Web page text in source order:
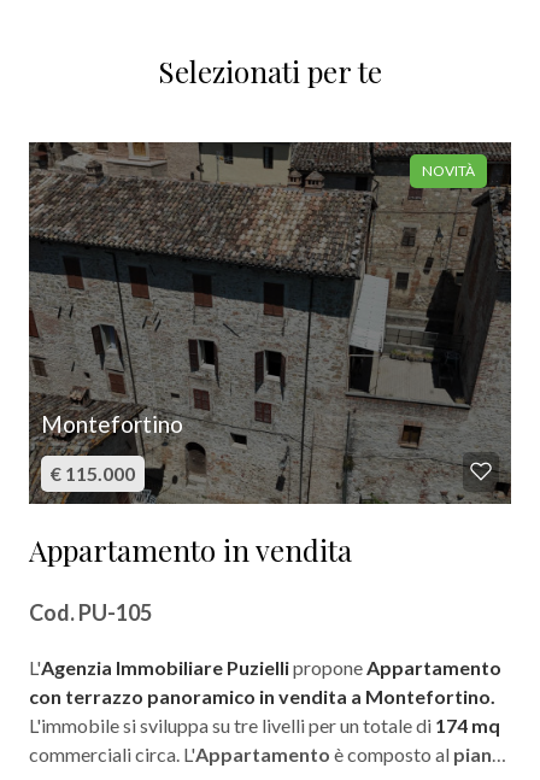
Selezionati per te
NOVITÀ
Montefortino
€ 115.000
Appartamento in vendita
Cod. PU-105
L'Agenzia Immobiliare PuzielliproponeAppartamento
con terrazzo panoramico in vendita a Montefortino.
L'immobile si sviluppa su tre livelli per un totaledi 174 mq
commerciali circa. L'Appartamento è composto al piano
5
5+
Bagni
minimi
Qualsiasi
1
2
3
4
5